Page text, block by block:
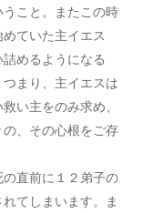
こと。またこの時
ていた主イエス
めるようになる
まり、主イエスは
い主をのみ求め、
、その心根をご存
直前に１２弟子の
てしまいます。ま